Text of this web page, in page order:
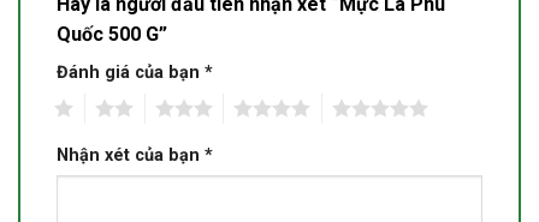
Quốc 500 G”
Đánh giá của bạn *
Nhận xét của bạn *